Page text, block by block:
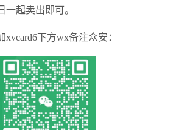
一起卖出即可。
下方wx备注众安：